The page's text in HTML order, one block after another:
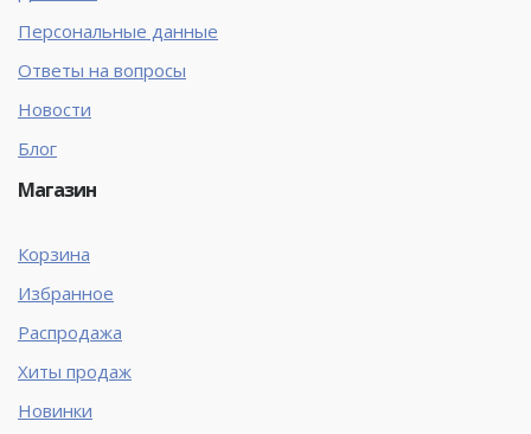
Персональные данные
Ответы на вопросы
Новости
Блог
Магазин
Корзина
Избранное
Распродажа
Хиты продаж
Новинки